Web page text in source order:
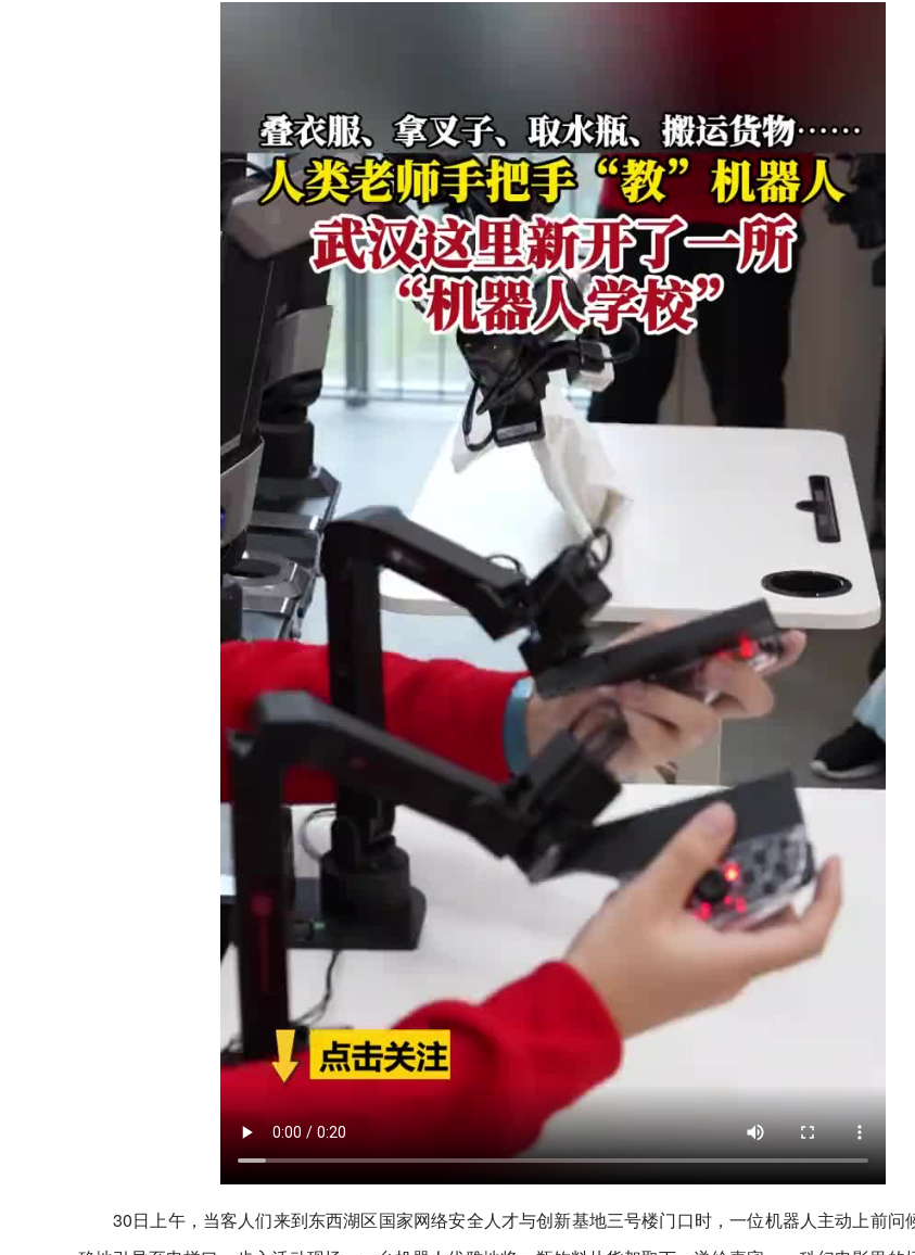
30日上午，当客人们来到东西湖区国家网络安全人才与创新基地三号楼门口时，一位机器人主动上前问